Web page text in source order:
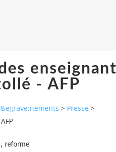
- AFP
> Presse >
, reforme